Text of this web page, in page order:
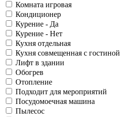
Комната игровая
Кондиционер
Курение - Да
Курение - Нет
Кухня отдельная
Кухня совмещенная с гостиной
Лифт в здании
Обогрев
Отопление
Подходит для мероприятий
Посудомоечная машина
Пылесос